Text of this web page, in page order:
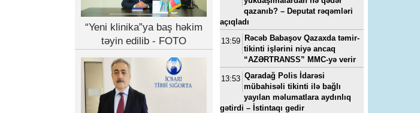
“Yeni klinika”ya baş həkim
təyin edilib - FOTO
qazanıb? – Deputat rəqəmləri
açıqladı
13:59 Rəcəb Babaşov Qazaxda təmir-
tikinti işlərini niyə ancaq
“AZƏRTRANSS” MMC-yə verir
13:53 Qaradağ Polis İdarəsi
mübahisəli tikinti ilə bağlı
yayılan məlumatlara aydınlıq
gətirdi – İstintaqı gedir